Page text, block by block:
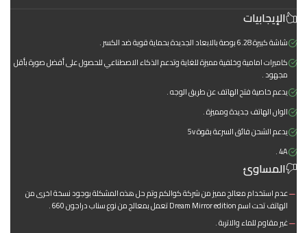
الإيجابيات
شاشة كبيرة 6.28 بوصة بالابعاد الجديدة بحماية قوية ضد الكسر .
كاميرات امامية وخلفية مميزة للغاية وتدعم الذكاء الاصطناعي للحصول على أفضل صورة بأقل
مجهود .
يدعم خاصية فتح الهاتف عن طريق الوجه .
الوان الهاتف جديدة ومميزة .
يدعم الشحن فائق السرعة بقوة 5v
4A .
المساوئ
عدم استخدام معالج مميز من شركة كوالكم وتم حل هذه المشكلة بوجود نسخة اخرى من
الهاتف تحت اسم Dream Mirror edition تعمل بمعالج من نوع سناب دراجون 660 .
غير مقاوم للماء والاتربة .